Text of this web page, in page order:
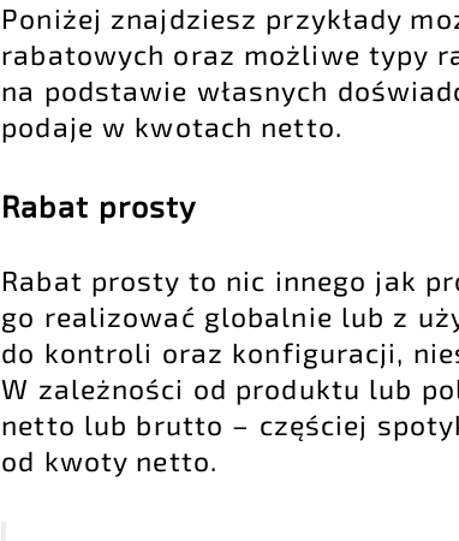
Poniżej znajdziesz przykłady
rabatowych oraz możliwe typy
na podstawie własnych
podaje w kwotach netto.
Rabat prosty
Rabat prosty to nic innego jak
go realizować globalnie lub z
do kontroli oraz konfiguracji,
W zależności od produktu lub
netto lub brutto – częściej
od kwoty netto.